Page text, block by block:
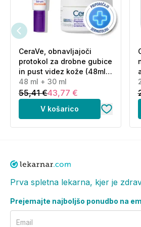
Nanesite ga zjutraj in/ali zvečer.
obraz, vrat, dekolte in roke.
Katere so ključne
delujejo?
Izdelek vsebuje aktivni sestavini
Melasyl je večkrat patentirana
pigmentaciji, Proxylane pa
Na katera področja
Izdelek je namenjen nanosu na
Ali je izdelek primeren
kože?
CeraVe, obnavljajoči
protokol za drobne gubice
in pust videz kože (48ml
+ 30 ml)
48 ml + 30 ml
55,41 €43,77 €
V košarico
Prva spletna lekarna, kjer je
Prejemajte najboljšo ponudbo na
Email